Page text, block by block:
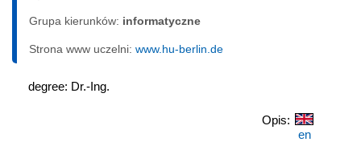
Grupa kierunków: informatyczne
Strona www uczelni: www.hu-berlin.de
degree: Dr.-Ing.
Opis:
en